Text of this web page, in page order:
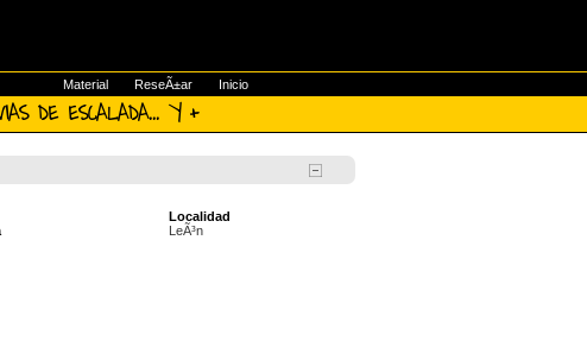
Material ReseÃ±ar Inicio
DE ESCALADA... Y +
Localidad
LeÃ³n